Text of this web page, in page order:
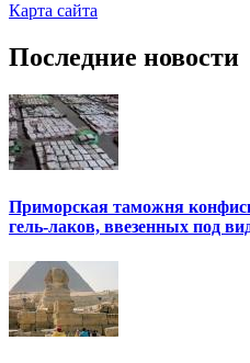
Карта сайта
Последние новости
Приморская таможня
гель-лаков, ввезенных под